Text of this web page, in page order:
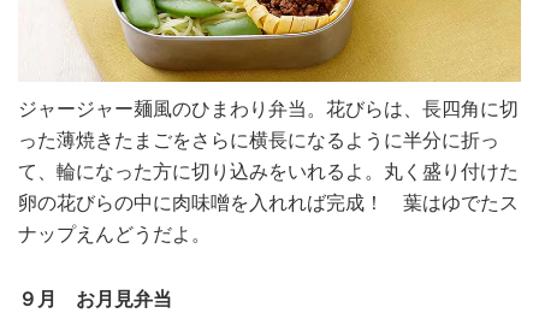
ジャージャー麺風のひまわり弁当。花びらは、長四角に切
った薄焼きたまごをさらに横長になるように半分に折っ
て、輪になった方に切り込みをいれるよ。丸く盛り付けた
卵の花びらの中に肉味噌を入れれば完成！ 葉はゆでたス
ナップえんどうだよ。
９月 お月見弁当